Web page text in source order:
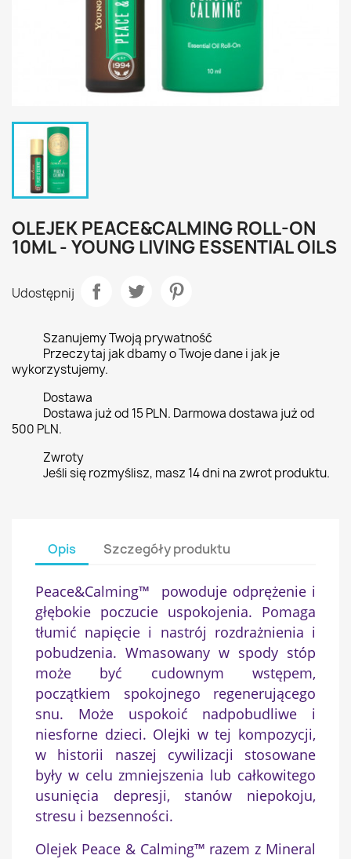
OLEJEK PEACE&CALMING ROLL-ON
10ML - YOUNG LIVING ESSENTIAL OILS
Udostępnij
Szanujemy Twoją prywatność
Przeczytaj jak dbamy o Twoje dane i jak je
wykorzystujemy.
Dostawa
Dostawa już od 15 PLN. Darmowa dostawa już od
500 PLN.
Zwroty
Jeśli się rozmyślisz, masz 14 dni na zwrot produktu.
Opis Szczegóły produktu
Peace&Calming™ powoduje odprężenie i
głębokie poczucie uspokojenia. Pomaga
tłumić napięcie i nastrój rozdrażnienia i
pobudzenia. Wmasowany w spody stóp
może być cudownym wstępem,
początkiem spokojnego regenerującego
snu. Może uspokoić nadpobudliwe i
niesforne dzieci. Olejki w tej kompozycji,
w historii naszej cywilizacji stosowane
były w celu zmniejszenia lub całkowitego
usunięcia depresji, stanów niepokoju,
stresu i bezsenności.
Olejek Peace & Calming™ razem z Mineral